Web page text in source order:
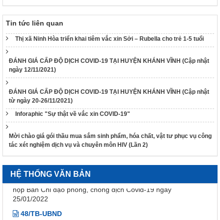
Tin tức liên quan
Thị xã Ninh Hòa triển khai tiêm vắc xin Sởi – Rubella cho trẻ 1-5 tuổi
ĐÁNH GIÁ CẤP ĐỘ DỊCH COVID-19 TẠI HUYỆN KHÁNH VĨNH (Cập nhật
ngày 12/11/2021)
ĐÁNH GIÁ CẤP ĐỘ DỊCH COVID-19 TẠI HUYỆN KHÁNH VĨNH (Cập nhật
từ ngày 20-26/11/2021)
Inforaphic "Sự thật về vắc xin COVID-19"
Mời chào giá gói thầu mua sắm sinh phẩm, hóa chất, vật tư phục vụ công
tác xét nghiệm dịch vụ và chuyên môn HIV (Lần 2)
HỆ THỐNG VĂN BẢN
vi phạm hành chính được sửa đổi, bổ sung theo Nghị định số
68/2025/NĐ-CP ngày 18 tháng 3 năm 2025 của Chính phủ và
Nghị định số 120/2021/NĐ-CP ngày 24 tháng 12 năm 2021
của Chính phủ quy định chế độ áp dụng biện pháp xử lý hành
chính giáo dục tại xã, phường, thị trấn
189/2025/NĐ-CP
Nghị định Quy định chi tiết Luật Xử lý vi phạm hành chính về
thẩm quyền xử phạt vi phạm hành chính
318/VPCQTT
V/v định hướng công tác tuyên truyền, đấu tranh phản bác về
nhân quyền tháng 01/2026
HƯỚNG DẪN QUẢN LÝ NGƯỜI MẮC COVID-19 TẠI NHÀ
38/TB-UBND
Chỉ đạo phòng, chống dịch Covid-19 tỉnh Khánh Hòa tại cuộc
họp Ban Chỉ đạo phòng, chống dịch Covid-19 ngày
25/01/2022
48/TB-UBND
Kết luận của Phó Chủ tịch UBND tỉnh Đinh Văn Thiệu kiêm